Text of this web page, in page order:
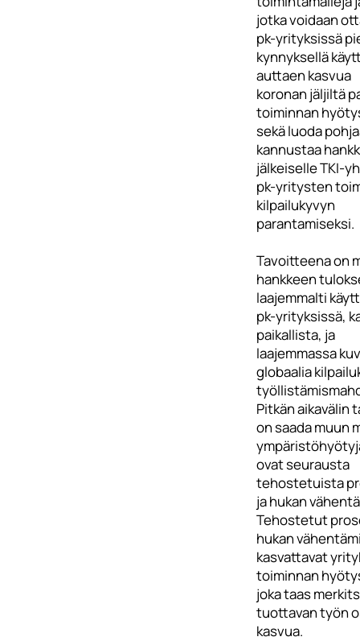
jotka voidaan
pk-yrityksissä
kynnyksellä
auttaen kasvua
koronan jäljiltä
toiminnan
sekä luoda
kannustaa
jälkeiselle TKI-
pk-yritysten
kilpailukyvyn
parantamiseksi.
Tavoitteena on
hankkeen
laajemmalti
pk-yrityksissä,
paikallista, ja
laajemmassa
globaalia
Pitkän aikavälin
on saada muun
ovat seurausta
tehostetuista
ja hukan
Tehostetut
hukan
kasvattavat
toiminnan
joka taas
tuottavan työn
kasvua.